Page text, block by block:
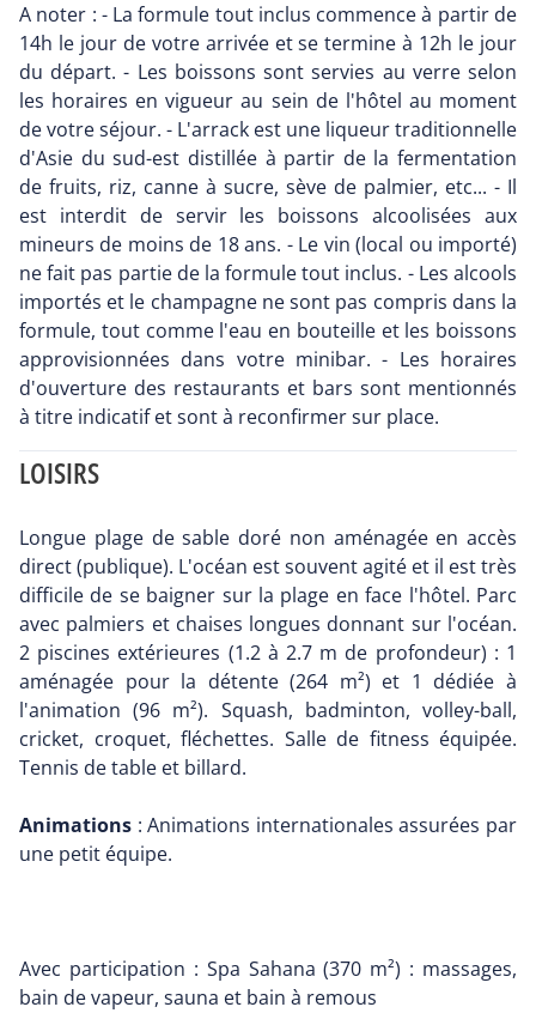
A noter : - La formule tout inclus commence à partir de
14h le jour de votre arrivée et se termine à 12h le jour
du départ. - Les boissons sont servies au verre selon
les horaires en vigueur au sein de l'hôtel au moment
de votre séjour. - L'arrack est une liqueur traditionnelle
d'Asie du sud-est distillée à partir de la fermentation
de fruits, riz, canne à sucre, sève de palmier, etc... - Il
est interdit de servir les boissons alcoolisées aux
mineurs de moins de 18 ans. - Le vin (local ou importé)
ne fait pas partie de la formule tout inclus. - Les alcools
importés et le champagne ne sont pas compris dans la
formule, tout comme l'eau en bouteille et les boissons
approvisionnées dans votre minibar. - Les horaires
d'ouverture des restaurants et bars sont mentionnés
à titre indicatif et sont à reconfirmer sur place.
LOISIRS
Longue plage de sable doré non aménagée en accès
direct (publique). L'océan est souvent agité et il est très
difficile de se baigner sur la plage en face l'hôtel. Parc
avec palmiers et chaises longues donnant sur l'océan.
2 piscines extérieures (1.2 à 2.7 m de profondeur) : 1
aménagée pour la détente (264 m²) et 1 dédiée à
l'animation (96 m²). Squash, badminton, volley-ball,
cricket, croquet, fléchettes. Salle de fitness équipée.
Tennis de table et billard.
Animations : Animations internationales assurées par
une petit équipe.
Avec participation : Spa Sahana (370 m²) : massages,
bain de vapeur, sauna et bain à remous